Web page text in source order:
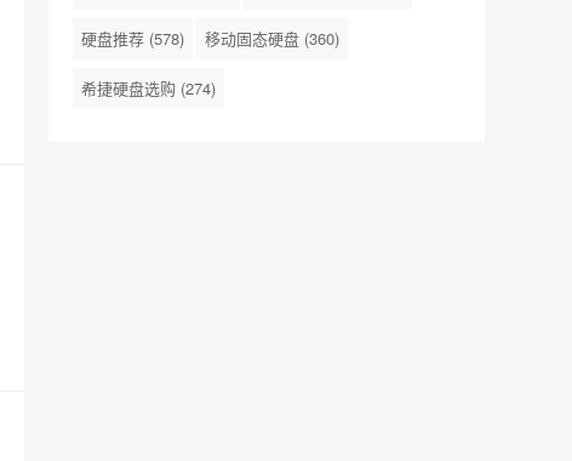
硬盘推荐 (578) 移动固态硬盘 (360)
希捷硬盘选购 (274)